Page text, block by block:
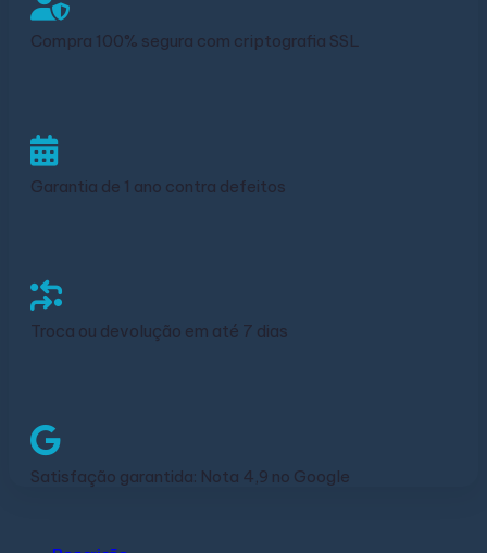
Compra 100% segura com criptografia SSL
Garantia de 1 ano contra defeitos
Troca ou devolução em até 7 dias
Satisfação garantida: Nota 4,9 no Google